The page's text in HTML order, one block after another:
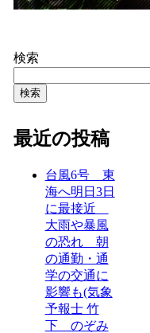
検索
検索
最近の投稿
台風6号 東
海へ明日3日
に最接近
大雨や暴風
の恐れ 朝
の通勤・通
学の交通に
影響も(気象
予報士 竹
下 のぞみ